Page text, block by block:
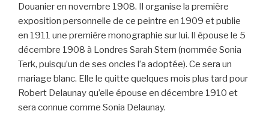
Douanier en novembre 1908. Il organise la première
exposition personnelle de ce peintre en 1909 et publie
en 1911 une première monographie sur lui. Il épouse le 5
décembre 1908 à Londres Sarah Stern (nommée Sonia
Terk, puisqu’un de ses oncles l’a adoptée). Ce sera un
mariage blanc. Elle le quitte quelques mois plus tard pour
Robert Delaunay qu’elle épouse en décembre 1910 et
sera connue comme Sonia Delaunay.